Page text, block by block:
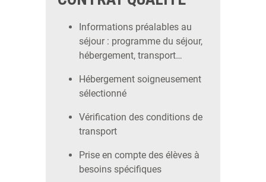
Informations préalables au
séjour : programme du séjour,
hébergement, transport…
Hébergement soigneusement
sélectionné
Vérification des conditions de
transport
Prise en compte des élèves à
besoins spécifiques